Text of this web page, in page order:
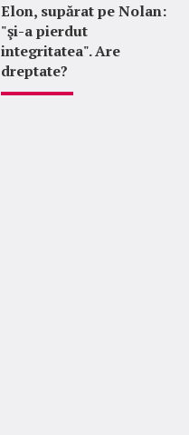
Elon, supărat pe Nolan:
"şi-a pierdut
integritatea". Are
dreptate?